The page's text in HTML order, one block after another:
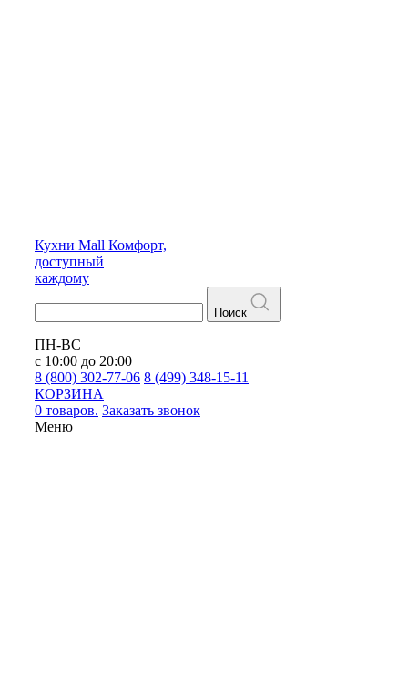
Кухни Mall Комфорт,
доступный
каждому
Поиск
ПН-ВС
с 10:00 до 20:00
8 (800) 302-77-06 8 (499) 348-15-11
КОРЗИНА
0 товаров. Заказать звонок
Меню